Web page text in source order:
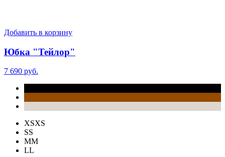
Добавить в корзину
Юбка "Тейлор"
7 690 руб.
XSXS
SS
MM
LL